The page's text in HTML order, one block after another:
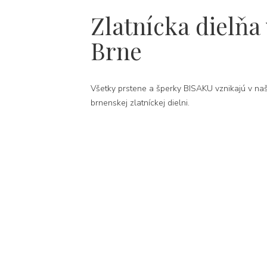
Zlatnícka dielňa
Brne
Všetky prstene a šperky BISAKU vznikajú v
brnenskej zlatníckej dielni.